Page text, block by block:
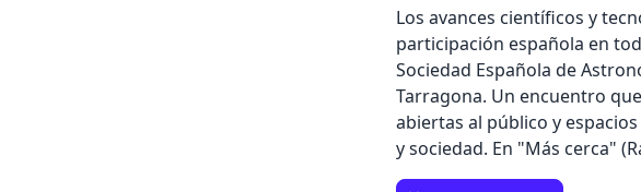
de todo el gasto socio
Elena Garrido nos ha
Alicante (CSIC/UMH) ha
conocida como señalización
las mujeres son más
testimonios de José Pascual
Los avances científicos y
participación española en
Sociedad Española de
Tarragona. Un encuentro
abiertas al público y
y sociedad. En "Más cerca"
investigador del Instituto de